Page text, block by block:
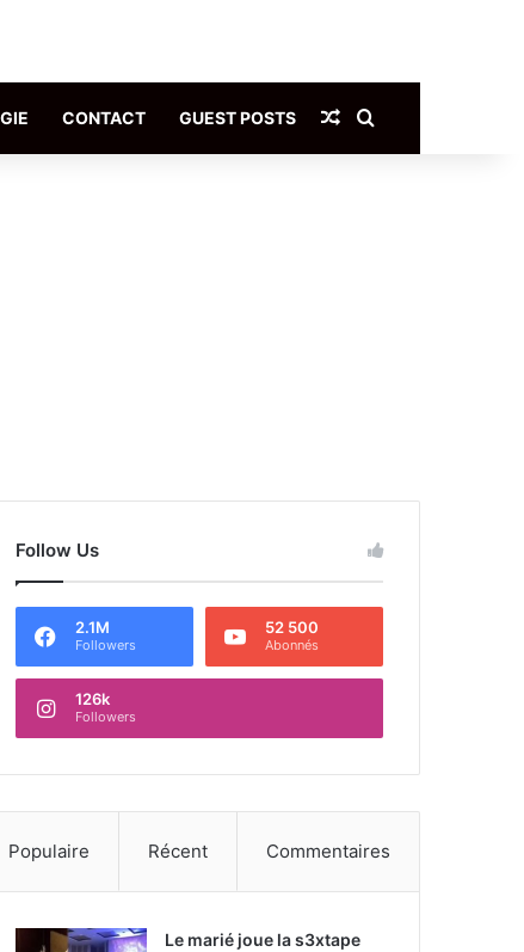
CONTACT GUEST POSTS Article Aléatoire
Follow Us
2.1M
Followers
52 500
Abonnés
126k
Followers
Populaire Récent Commentaires
Le marié joue la s3xtape